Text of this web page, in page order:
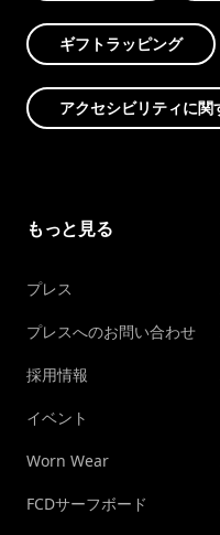
ギフトラッピング
アクセシビリティに関
もっと見る
プレス
プレスへのお問い合わせ
採用情報
イベント
Worn Wear
FCDサーフボード